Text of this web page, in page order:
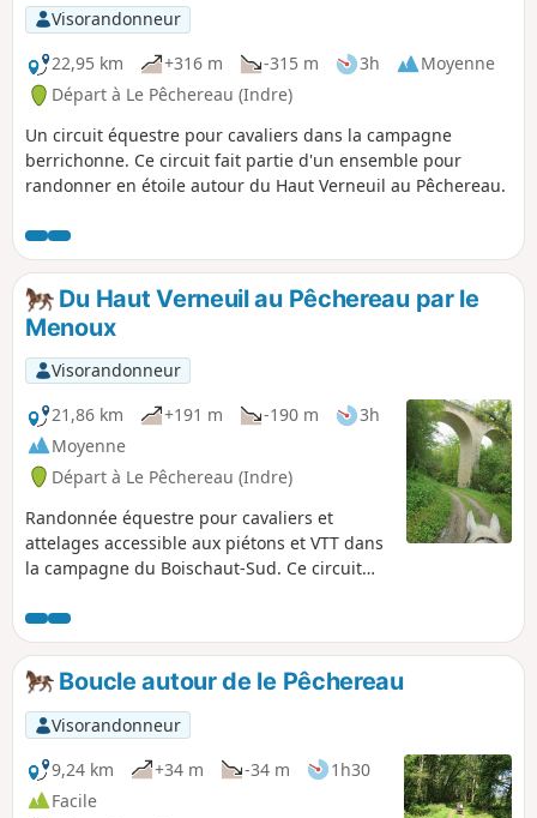
Visorandonneur
22,95 km
+316 m -315 m 3h
Moyenne
Départ à Le Pêchereau (Indre)
Un circuit équestre pour cavaliers dans la campagne
berrichonne. Ce circuit fait partie d'un ensemble pour
randonner en étoile autour du Haut Verneuil au Pêchereau.
Du Haut Verneuil au Pêchereau par le
Menoux
Visorandonneur
21,86 km
+191 m -190 m
3h
Moyenne
Départ à Le Pêchereau (Indre)
Randonnée équestre pour cavaliers et
attelages accessible aux piétons et VTT dans
la campagne du Boischaut-Sud. Ce circuit
étoile autour du Haut Verneuil au Pêchereau
ou peut bien-sûr, être effectué seul.
Boucle autour de le Pêchereau
Visorandonneur
9,24 km
+34 m -34 m
1h30
Facile